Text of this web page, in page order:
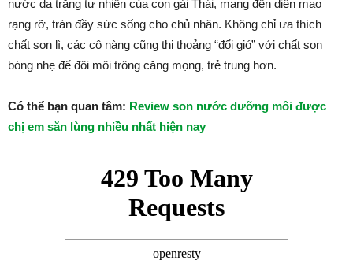
nước da trắng tự nhiên của con gái Thái, mang đến diện mạo
rạng rỡ, tràn đầy sức sống cho chủ nhân. Không chỉ ưa thích
chất son lì, các cô nàng cũng thi thoảng “đổi gió” với chất son
bóng nhẹ để đôi môi trông căng mọng, trẻ trung hơn.
Có thể bạn quan tâm: Review son nước dưỡng môi được
chị em săn lùng nhiều nhất hiện nay